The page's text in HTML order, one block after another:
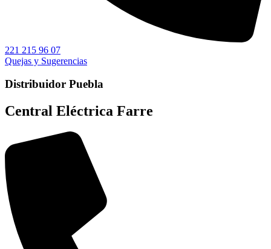
221 215 96 07
Quejas y Sugerencias
Distribuidor Puebla
Central Eléctrica Farre